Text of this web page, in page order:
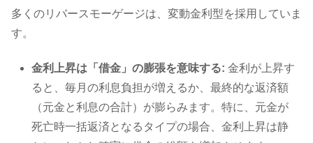
多くのリバースモーゲージは、変動金利型を採用していま
す。
金利上昇は「借金」の膨張を意味する: 金利が上昇す
ると、毎月の利息負担が増えるか、最終的な返済額
（元金と利息の合計）が膨らみます。特に、元金が
死亡時一括返済となるタイプの場合、金利上昇は静